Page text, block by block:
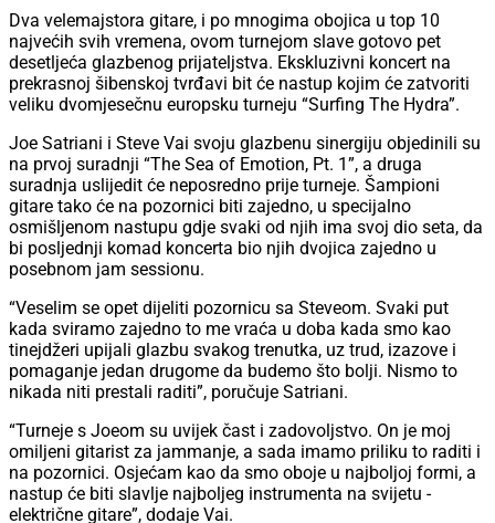
Dva velemajstora gitare, i po mnogima obojica u top 10
najvećih svih vremena, ovom turnejom slave gotovo pet
desetljeća glazbenog prijateljstva. Ekskluzivni koncert na
prekrasnoj šibenskoj tvrđavi bit će nastup kojim će zatvoriti
veliku dvomjesečnu europsku turneju “Surfing The Hydra”.
Joe Satriani i Steve Vai svoju glazbenu sinergiju objedinili su
na prvoj suradnji “The Sea of Emotion, Pt. 1”, a druga
suradnja uslijedit će neposredno prije turneje. Šampioni
gitare tako će na pozornici biti zajedno, u specijalno
osmišljenom nastupu gdje svaki od njih ima svoj dio seta, da
bi posljednji komad koncerta bio njih dvojica zajedno u
posebnom jam sessionu.
“Veselim se opet dijeliti pozornicu sa Steveom. Svaki put
kada sviramo zajedno to me vraća u doba kada smo kao
tinejdžeri upijali glazbu svakog trenutka, uz trud, izazove i
pomaganje jedan drugome da budemo što bolji. Nismo to
nikada niti prestali raditi”, poručuje Satriani.
“Turneje s Joeom su uvijek čast i zadovoljstvo. On je moj
omiljeni gitarist za jammanje, a sada imamo priliku to raditi i
na pozornici. Osjećam kao da smo oboje u najboljoj formi, a
nastup će biti slavlje najboljeg instrumenta na svijetu -
električne gitare”, dodaje Vai.